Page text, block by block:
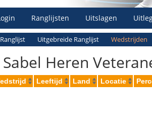
Ranglijsten Uitslagen
Ranglijst Uitgebreide Ranglijst Wedstrijden
Heren
Leeftijd Land Locatie